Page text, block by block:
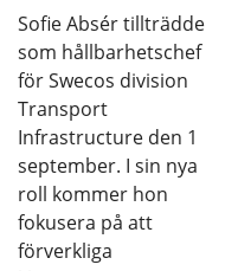
Sofie Absér tillträdde
som hållbarhetschef
för Swecos division
Transport
Infrastructure den 1
september. I sin nya
roll kommer hon
fokusera på att
förverkliga